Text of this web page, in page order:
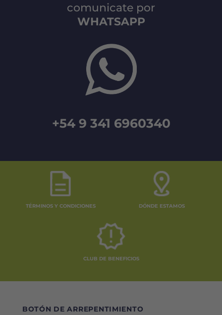
comunicate por
WHATSAPP
+54 9 341 6960340
TÉRMINOS Y CONDICIONES DÓNDE ESTAMOS
CLUB DE BENEFICIOS
BOTÓN DE ARREPENTIMIENTO